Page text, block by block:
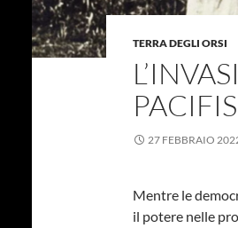
TERRA DEGLI ORSI
27 FEBBRAIO
Mentre le
il potere nelle